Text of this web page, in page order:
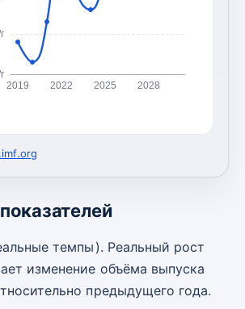
2019 2022 2025 2028
темпы). Реальный рост
изменение объёма выпуска
предыдущего года.